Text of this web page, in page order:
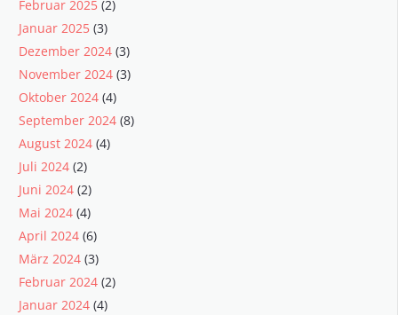
Februar 2025 (2)
Januar 2025 (3)
Dezember 2024 (3)
November 2024 (3)
Oktober 2024 (4)
September 2024 (8)
August 2024 (4)
Juli 2024 (2)
Juni 2024 (2)
Mai 2024 (4)
April 2024 (6)
März 2024 (3)
Februar 2024 (2)
Januar 2024 (4)